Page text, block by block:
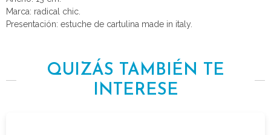
Marca: radical chic.
Presentación: estuche de cartulina made in italy.
QUIZÁS TAMBIÉN TE
INTERESE